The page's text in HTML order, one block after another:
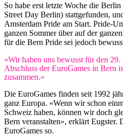
So habe erst letzte Woche die
Street Day Berlin) stattgefunden,
Amsterdam Pride am Start. Pride-
ganzen Sommer über auf der
für die Bern Pride sei jedoch
«Wir haben uns bewusst für den
Abschluss der EuroGames in Bern
zusammen.»
Die EuroGames finden seit 1992
ganz Europa. «Wenn wir schon
Schweiz haben, können wir doch
Bern veranstalten», erklärt Eugster.
EuroGames so.